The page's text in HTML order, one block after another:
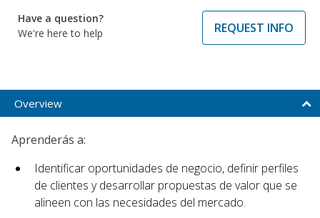
Have a question?
We're here to help
REQUEST INFO
Overview
Aprenderás a:
Identificar oportunidades de negocio, definir perfiles
de clientes y desarrollar propuestas de valor que se
alineen con las necesidades del mercado.